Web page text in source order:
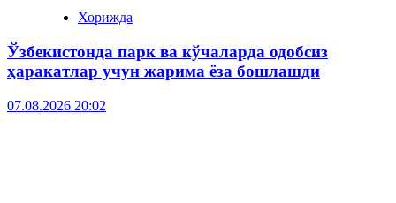
Хорижда
Ўзбекистонда парк ва кўчаларда одобсиз
ҳаракатлар учун жарима ёза бошлашди
07.08.2026 20:02